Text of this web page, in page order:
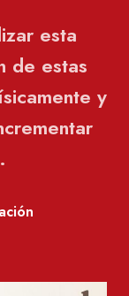
esta
de estas
y